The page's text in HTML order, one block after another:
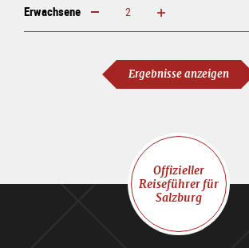
Erwachsene erhöhen verringern
Ergebnisse anzeigen
Offizieller
Reiseführer für
Salzburg